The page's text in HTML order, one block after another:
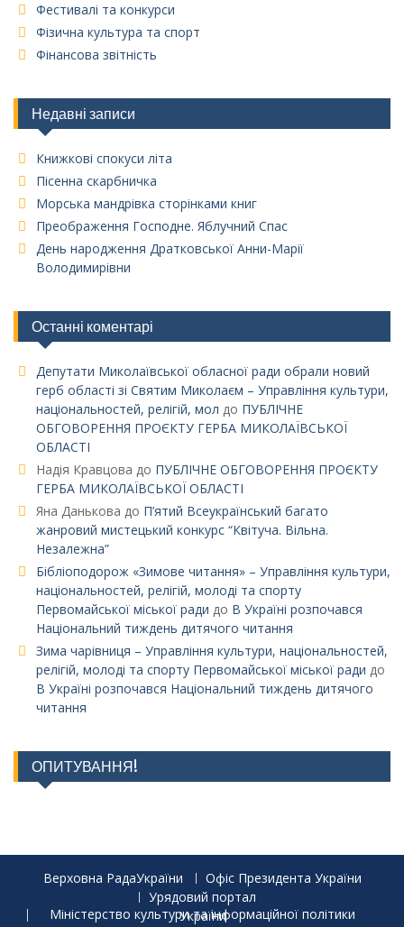
Фестивалі та конкурси
Фізична культура та спорт
Фінансова звітність
Недавні записи
Книжкові спокуси літа
Пісенна скарбничка
Морська мандрівка сторінками книг
Преображення Господне. Яблучний Спас
День народження Дратковської Анни-Марії
Володимирівни
Останні коментарі
Депутати Миколаївської обласної ради обрали новий
герб області зі Святим Миколаєм – Управління культури,
національностей, релігій, мол до ПУБЛІЧНЕ
ОБГОВОРЕННЯ ПРОЄКТУ ГЕРБА МИКОЛАЇВСЬКОЇ
ОБЛАСТІ
Надія Кравцова до ПУБЛІЧНЕ ОБГОВОРЕННЯ ПРОЄКТУ
ГЕРБА МИКОЛАЇВСЬКОЇ ОБЛАСТІ
Яна Данькова до П’ятий Всеукраїнський багато
жанровий мистецький конкурс “Квітуча. Вільна.
Незалежна”
Бібліоподорож «Зимове читання» – Управління культури,
національностей, релігій, молоді та спорту
Первомайської міської ради до В Україні розпочався
Національний тиждень дитячого читання
Зима чарівниця – Управління культури, національностей,
релігій, молоді та спорту Первомайської міської ради до
В Україні розпочався Національний тиждень дитячого
читання
ОПИТУВАННЯ!
Верховна РадаУкраїни
Офіс Президента України
Урядовий портал
Міністерство культури та інформаційної політики України